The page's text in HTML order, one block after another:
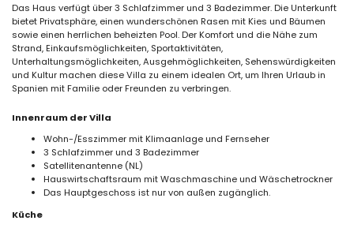
Das Haus verfügt über 3 Schlafzimmer und 3 Badezimmer. Die Unterkunft
bietet Privatsphäre, einen wunderschönen Rasen mit Kies und Bäumen
sowie einen herrlichen beheizten Pool. Der Komfort und die Nähe zum
Strand, Einkaufsmöglichkeiten, Sportaktivitäten,
Unterhaltungsmöglichkeiten, Ausgehmöglichkeiten, Sehenswürdigkeiten
und Kultur machen diese Villa zu einem idealen Ort, um Ihren Urlaub in
Spanien mit Familie oder Freunden zu verbringen.
Innenraum der Villa
Wohn-/Esszimmer mit Klimaanlage und Fernseher
3 Schlafzimmer und 3 Badezimmer
Satellitenantenne (NL)
Hauswirtschaftsraum mit Waschmaschine und Wäschetrockner
Das Hauptgeschoss ist nur von außen zugänglich.
Küche